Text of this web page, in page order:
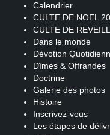
Calendrier
CULTE DE NOEL
CULTE DE
Dans le monde
Dévotion
Dîmes & Offrandes
Doctrine
Galerie des photos
Histoire
Inscrivez-vous
Les étapes de